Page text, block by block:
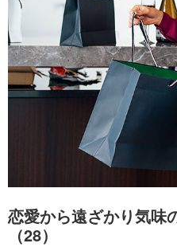
恋愛から遠ざかり気味
（28）